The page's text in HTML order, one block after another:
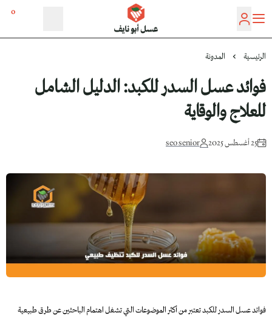
عسل أبو نايف
0
الرئيسية المدونة
فوائد عسل السدر للكبد: الدليل الشامل
للعلاج والوقاية
25 أغسطس 2025 seo senior
فوائد عسل السدر للكبد تعتبر من أكثر الموضوعات التي تشغل اهتمام الباحثين عن طرق طبيعية